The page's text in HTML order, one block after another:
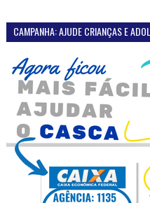
CAMPANHA: AJUDE CRIANÇAS E